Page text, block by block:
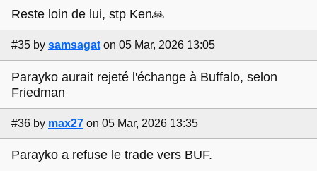
Reste loin de lui, stp Ken🙏
#35 by samsagat on 05 Mar, 2026 13:05
Parayko aurait rejeté l'échange à Buffalo, selon
Friedman
#36 by max27 on 05 Mar, 2026 13:35
Parayko a refuse le trade vers BUF.